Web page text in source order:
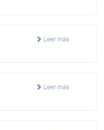
Leer más
Leer más